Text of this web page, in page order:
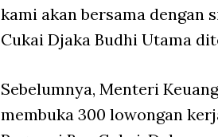
kami akan bersama dengan
Cukai Djaka Budhi Utama
Sebelumnya, Menteri
membuka 300 lowongan